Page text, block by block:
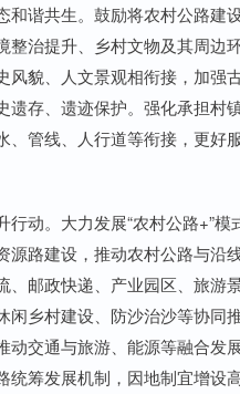
和谐共生。鼓励将农村公路建
整治提升、乡村文物及其周边
风貌、人文景观相衔接，加强古
遗存、遗迹保护。强化承担村
、管线、人行道等衔接，更好
行动。大力发展“农村公路+”
源路建设，推动农村公路与沿线
、邮政快递、产业园区、旅游
闲乡村建设、防沙治沙等协同
动交通与旅游、能源等融合发
统筹发展机制，因地制宜增设